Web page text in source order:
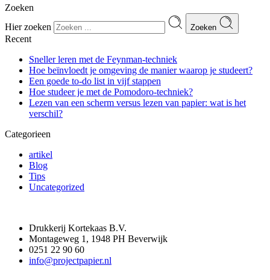
Zoeken
Hier zoeken
Zoeken
Recent
Sneller leren met de Feynman-techniek
Hoe beïnvloedt je omgeving de manier waarop je studeert?
Een goede to-do list in vijf stappen
Hoe studeer je met de Pomodoro-techniek?
Lezen van een scherm versus lezen van papier: wat is het
verschil?
Categorieen
artikel
Blog
Tips
Uncategorized
Drukkerij Kortekaas B.V.
Montageweg 1, 1948 PH Beverwijk
0251 22 90 60
info@projectpapier.nl